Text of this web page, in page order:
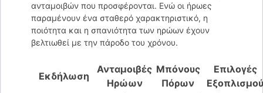
ανταμοιβών που προσφέρονται. Ενώ οι ήρωες
παραμένουν ένα σταθερό χαρακτηριστικό, η
ποιότητα και η σπανιότητα των ηρώων έχουν
βελτιωθεί με την πάροδο του χρόνου.
Εκδήλωση
Ανταμοιβές
Ηρώων
Μπόνους
Πόρων
Επιλογές
Εξοπλισμού